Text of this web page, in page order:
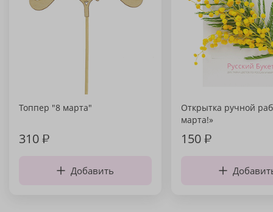
Топпер "8 марта"
310₽
Добавить
Открытка ручной
марта!»
150₽